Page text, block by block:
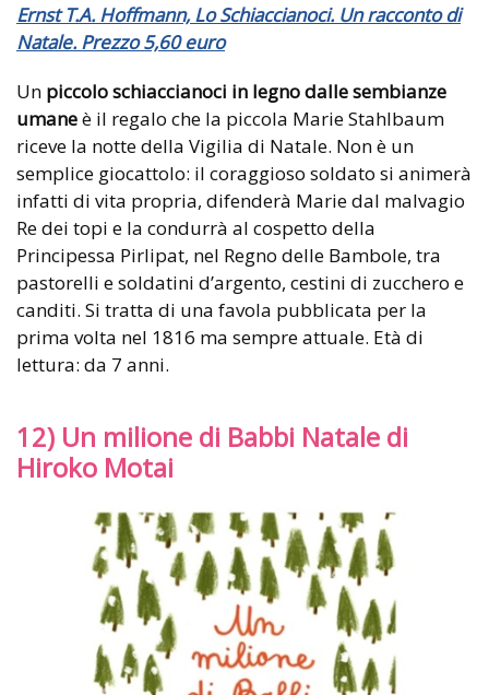
Ernst T.A. Hoffmann, Lo Schiaccianoci. Un racconto di
Natale. Prezzo 5,60 euro
Un piccolo schiaccianoci in legno dalle sembianze
umaneè il regalo che la piccola Marie Stahlbaum
riceve la notte della Vigilia di Natale. Non è un
semplice giocattolo: il coraggioso soldato si animerà
infatti di vita propria, difenderà Marie dal malvagio
Re dei topi e la condurrà al cospetto della
Principessa Pirlipat, nel Regno delle Bambole, tra
pastorelli e soldatini d’argento, cestini di zucchero e
canditi. Si tratta di una favola pubblicata per la
prima volta nel 1816 ma sempre attuale. Età di
lettura: da 7 anni.
12) Un milione di Babbi Natale di
Hiroko Motai